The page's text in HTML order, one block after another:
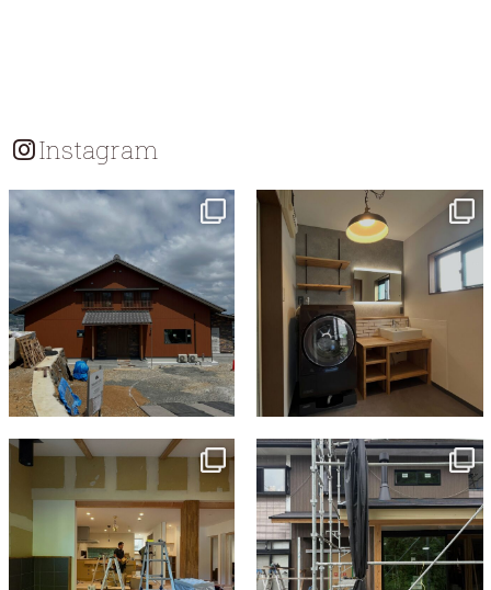
Instagram
tomohouseinc
tomohouseinc
7月 13
tomohouseinc
tomohouseinc
6月 3